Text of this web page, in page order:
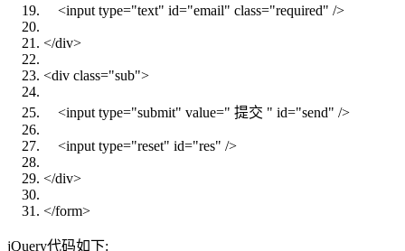
<input type="text" id="email" class="required" />
</div>
<div class="sub">
<input type="submit" value=" 提交 " id="send" />
<input type="reset" id="res" />
</div>
</form>
jQuery代码如下: